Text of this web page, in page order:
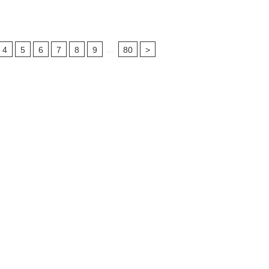
4 5 6 7 8 9 80 >